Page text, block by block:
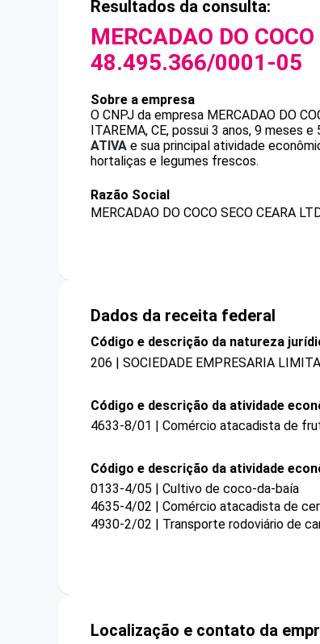
Resultados da consulta:
MERCADAO DO
48.495.366/0001-05
Sobre a empresa
O CNPJ da empresa MERCADAO DO
ITAREMA, CE, possui 3 anos, 9 meses
ATIVA e sua principal atividade
hortaliças e legumes frescos.
Razão Social
MERCADAO DO COCO SECO CEARA
Dados da receita federal
Código e descrição da natureza
206 | SOCIEDADE EMPRESARIA
Código e descrição da atividade
4633-8/01 | Comércio atacadista de
Código e descrição da atividade
0133-4/05 | Cultivo de coco-da-baía
4635-4/02 | Comércio atacadista de
4930-2/02 | Transporte rodoviário de
Localização e contato da